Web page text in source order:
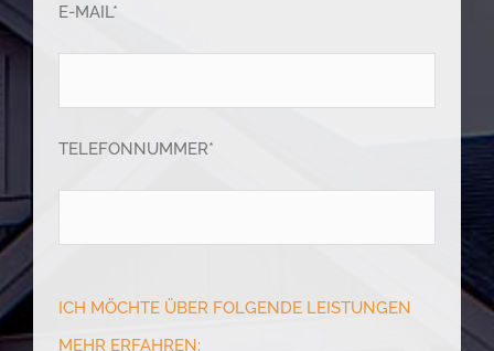
E-MAIL*
TELEFONNUMMER*
ICH MÖCHTE ÜBER FOLGENDE LEISTUNGEN
MEHR ERFAHREN: